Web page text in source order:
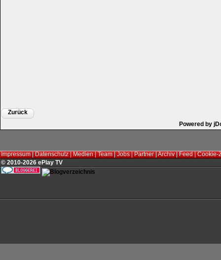
Zurück
Powered by
Impressum|Datenschutz|Medien|Team|Jobs|Partner|Archiv|Feed|Cookie-
© 2010-2026 ePlay TV